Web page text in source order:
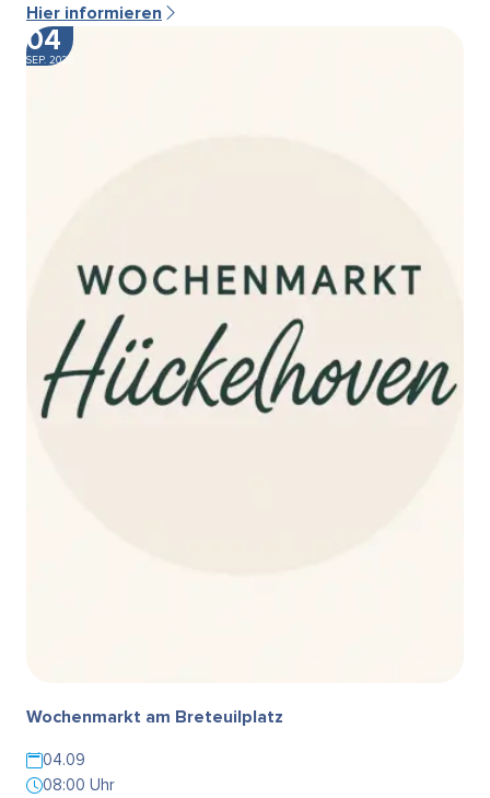
Hier informieren
04
SEP. 2026
Wochenmarkt am Breteuilplatz
04.09
08:00 Uhr